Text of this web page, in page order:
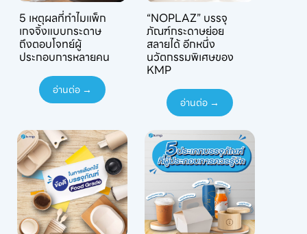
5 เหตุผลที่ทำไมแพ็ก
เกจจิ้งแบบกระดาษ
ถึงตอบโจทย์ผู้
ประกอบการหลายคน
อ่านต่อ →
“NOPLAZ” บรรจุ
ภัณฑ์กระดาษย่อย
สลายได้ อีกหนึ่ง
นวัตกรรมพิเศษของ
KMP
อ่านต่อ →